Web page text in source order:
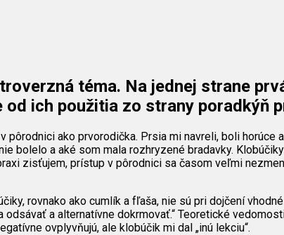
téma. Na jednej strane
ich použitia zo strany poradkýň
ako prvorodička. Prsia mi navreli, boli horúce
bolelo a aké som mala rozhryzené bradavky.
zisťujem, prístup v pôrodnici sa časom veľmi
rovnako ako cumlík a fľaša, nie sú pri dojčení
a alternatívne dokrmovať.“ Teoretické
ovplyvňujú, ale klobúčik mi dal „inú lekciu“.